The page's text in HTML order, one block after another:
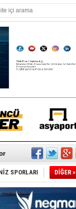
SPORLARI DİĞER »